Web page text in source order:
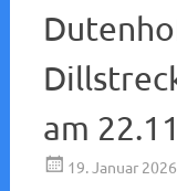
am
19. Januar 2026